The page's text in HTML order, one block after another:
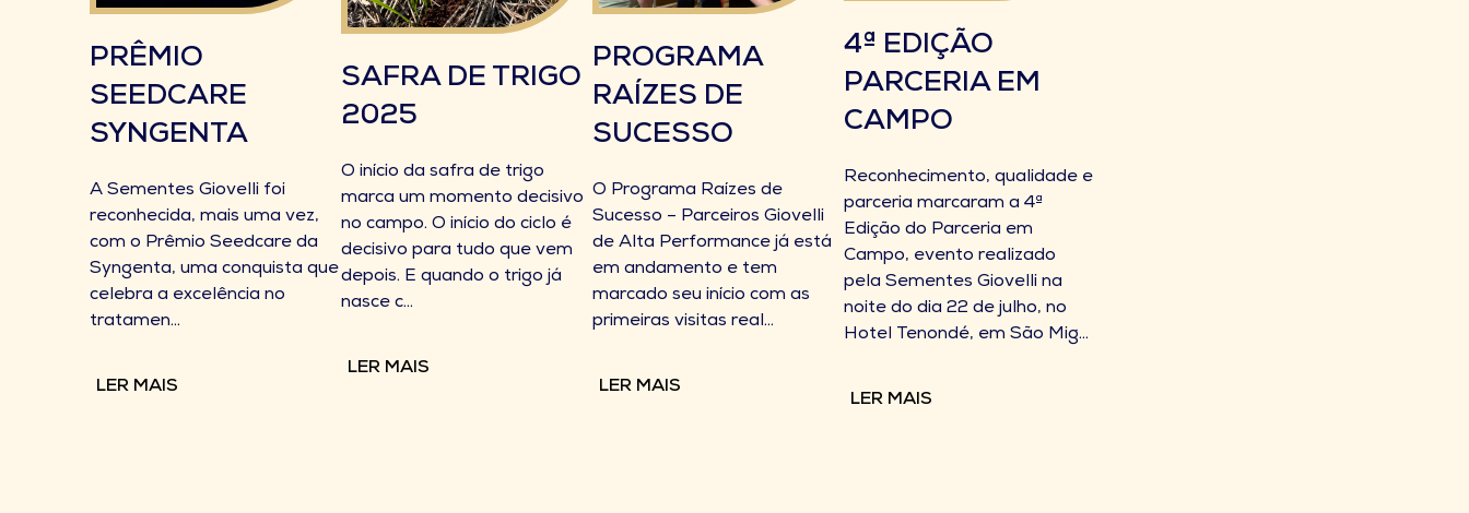
PRÊMIO
SEEDCARE
SYNGENTA
A Sementes Giovelli foi
reconhecida, mais uma vez,
com o Prêmio Seedcare da
Syngenta, uma conquista que
celebra a excelência no
tratamen...
LER MAIS
SAFRA DE TRIGO
2025
O início da safra de trigo
marca um momento decisivo
no campo. O início do ciclo é
decisivo para tudo que vem
depois. E quando o trigo já
nasce c...
LER MAIS
PROGRAMA
RAÍZES DE
SUCESSO
O Programa Raízes de
Sucesso – Parceiros Giovelli
de Alta Performance já está
em andamento e tem
marcado seu início com as
primeiras visitas real...
LER MAIS
4ª EDIÇÃO
PARCERIA EM
CAMPO
Reconhecimento, qualidade e
parceria marcaram a 4ª
Edição do Parceria em
Campo, evento realizado
pela Sementes Giovelli na
noite do dia 22 de julho, no
Hotel Tenondé, em São Mig...
LER MAIS